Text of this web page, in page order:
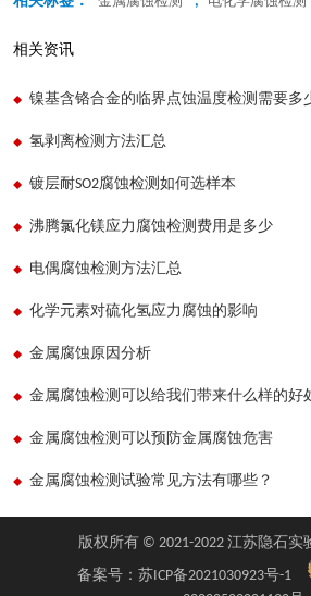
相关资讯
镍基含铬合金的临界点蚀温度检测需要多
氢剥离检测方法汇总
镀层耐SO2腐蚀检测如何选样本
沸腾氯化镁应力腐蚀检测费用是多少
电偶腐蚀检测方法汇总
化学元素对硫化氢应力腐蚀的影响
金属腐蚀原因分析
金属腐蚀检测可以给我们带来什么样的好
金属腐蚀检测可以预防金属腐蚀危害
金属腐蚀检测试验常见方法有哪些？
版权所有 © 2021-2022 江苏隐石实
备案号： 苏ICP备2021030923号-1